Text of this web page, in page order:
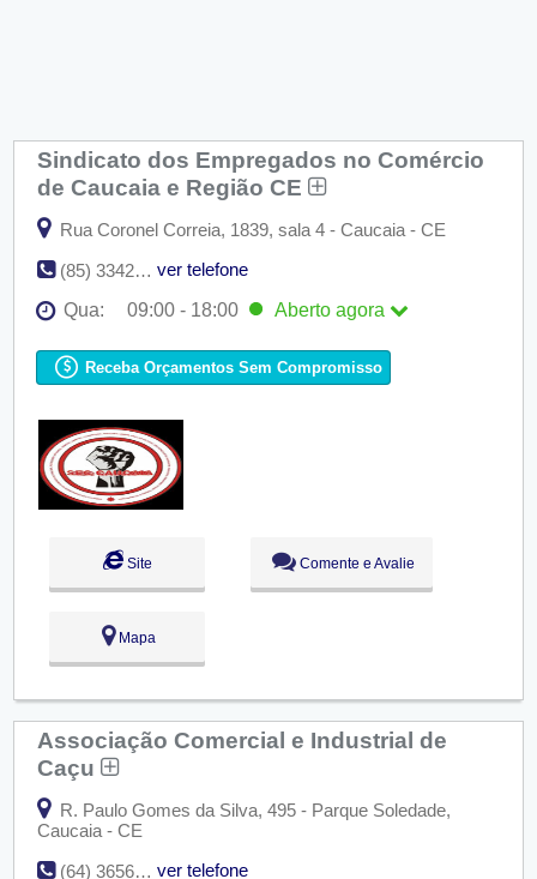
Sindicato dos Empregados no Comércio
de Caucaia e Região CE
Rua Coronel Correia, 1839, sala 4 - Caucaia - CE
(85) 3342-4358
ver telefone
Qua:
09:00 - 18:00 Aberto agora
Ter:
09:00 - 18:00
Qua:
09:00 - 18:00 Abertoagora
09:00 - 18:00
Sáb:
Fechado
Dom:
Fechado
Receba Orçamentos Sem Compromisso
Site Comente e Avalie
Mapa
Associação Comercial e Industrial de
Caçu
R. Paulo Gomes da Silva, 495 - Parque Soledade,
Caucaia - CE
(64) 3656-1101
ver telefone